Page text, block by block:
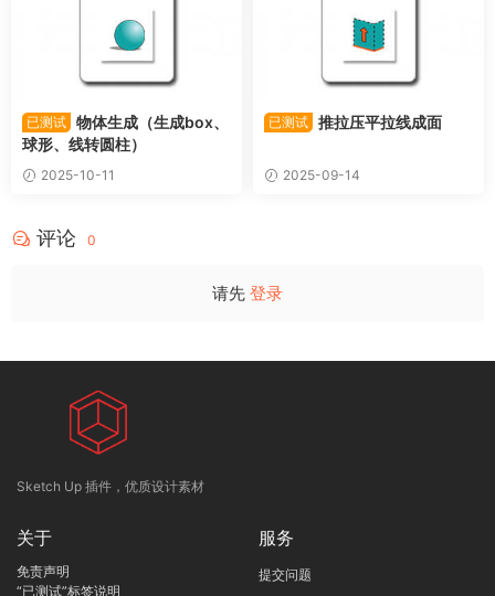
已测试 物体生成（生成box、
球形、线转圆柱）
2025-10-11
已测试 推拉压平拉线成面
2025-09-14
评论 0
请先 登录
Sketch Up 插件，优质设计素材
关于
免责声明
“已测试”标签说明
服务
提交问题